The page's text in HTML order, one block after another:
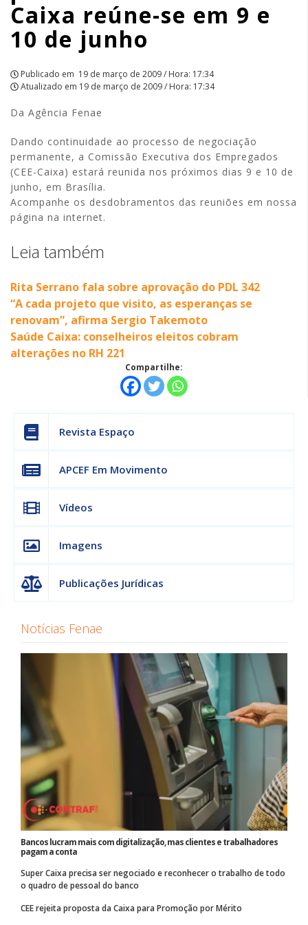
junho
APCEF/SP
Caixa reúne-se em 9 e
10 de junho
Publicado em 19 de março de 2009 / Hora: 17:34
Atualizado em 19 de março de 2009 / Hora: 17:34
Da Agência Fenae
Dando continuidade ao processo de negociação
permanente, a Comissão Executiva dos Empregados
(CEE-Caixa) estará reunida nos próximos dias 9 e 10 de
junho, em Brasília.
Acompanhe os desdobramentos das reuniões em nossa
página na internet.
Leia também
Rita Serrano fala sobre aprovação do PDL 342
“A cada projeto que visito, as esperanças se
renovam”, afirma Sergio Takemoto
Saúde Caixa: conselheiros eleitos cobram
alterações no RH 221
Compartilhe:
Revista Espaço
APCEF Em Movimento
Vídeos
Imagens
Publicações Jurídicas
Notícias Fenae
Bancos lucram mais com digitalização, mas clientes e trabalhadores
pagam a conta
Super Caixa precisa ser negociado e reconhecer o trabalho de todo
o quadro de pessoal do banco
CEE rejeita proposta da Caixa para Promoção por Mérito